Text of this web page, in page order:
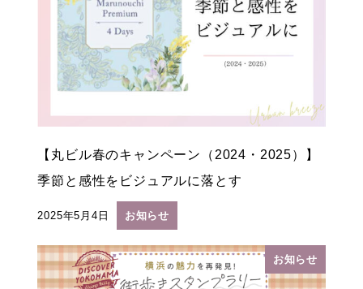
【丸ビル春のキャンペーン（2024・2025）】
季節と感性をビジュアルに落とす
投稿日
2025年5月4日 お知らせ
お知らせ